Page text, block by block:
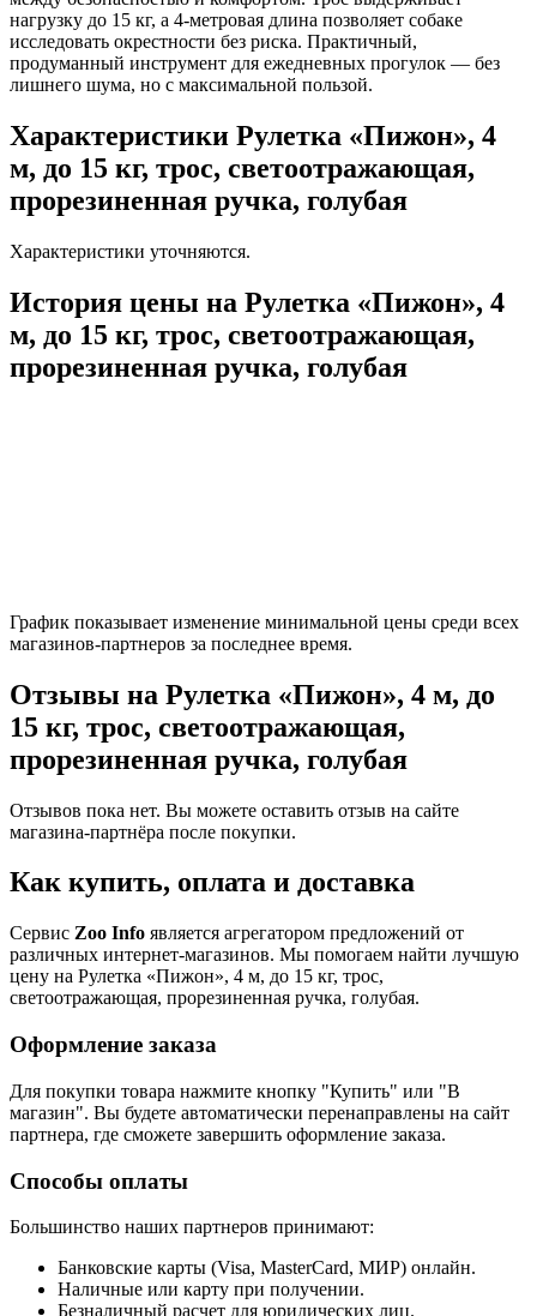
нагрузку до 15 кг, а 4-метровая длина позволяет собаке
исследовать окрестности без риска. Практичный,
продуманный инструмент для ежедневных прогулок — без
лишнего шума, но с максимальной пользой.
Характеристики Рулетка «Пижон», 4
м, до 15 кг, трос, светоотражающая,
прорезиненная ручка, голубая
Характеристики уточняются.
История цены на Рулетка «Пижон», 4
м, до 15 кг, трос, светоотражающая,
прорезиненная ручка, голубая
График показывает изменение минимальной цены среди всех
магазинов-партнеров за последнее время.
Отзывы на Рулетка «Пижон», 4 м, до
15 кг, трос, светоотражающая,
прорезиненная ручка, голубая
Отзывов пока нет. Вы можете оставить отзыв на сайте
магазина-партнёра после покупки.
Как купить, оплата и доставка
Сервис Zoo Info является агрегатором предложений от
различных интернет-магазинов. Мы помогаем найти лучшую
цену на Рулетка «Пижон», 4 м, до 15 кг, трос,
светоотражающая, прорезиненная ручка, голубая.
Оформление заказа
Для покупки товара нажмите кнопку "Купить" или "В
магазин". Вы будете автоматически перенаправлены на сайт
партнера, где сможете завершить оформление заказа.
Способы оплаты
Большинство наших партнеров принимают:
Банковские карты (Visa, MasterCard, МИР) онлайн.
Наличные или карту при получении.
Безналичный расчет для юридических лиц.